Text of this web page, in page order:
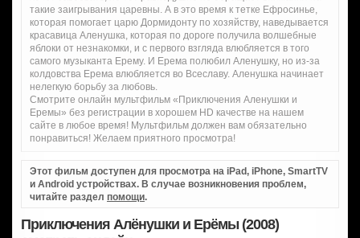
такие заигрывания царевны. А в это время к тетке Ефросинье,
которая помогает царю Дормидонту по хозяйству, наведывается
красавица Аленушка, которая по дороге получила волшебные
яблоки от незнакомки, и с первого взгляда влюбляется в того
самого музыканта Ерему. И Ерема полюбил Аленушку, но из-за
колдовства Ерема влюбляется во Всеславу. Аленушка начинает
нелегкую борьбу за любовь.
Смотрите онлайн мультфильм «Приключения Аленушки и
Еремы» без регистрации в хорошем HD качестве на нашем
сайте в любое время! Мультфильм должен вам обязательно
понравиться! Желаем приятного просмотра!
Этот фильм доступен для просмотра на iPad, iPhone, SmartTV
и Android устройствах. В случае возникновения проблем,
читайте раздел помощи.
Приключения Алёнушки и Ерёмы (2008)